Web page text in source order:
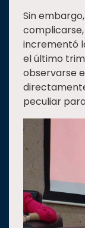
Sin
incrementó
el último
observarse
peculiar